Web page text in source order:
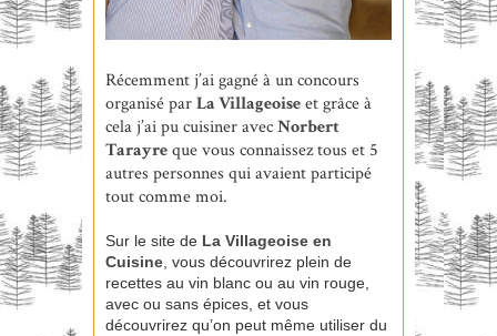
Récemment j’ai gagné à un concours
organisé parLa Villageoiseet grâce à
cela j’ai pu cuisiner avecNorbert
Tarayreque vous connaissez tous et 5
autres personnes qui avaient participé
tout comme moi.
Sur le site de La Villageoise en
Cuisine , vous découvrirez plein de
recettes au vin blanc ou au vin rouge,
avec ou sans épices, et vous
découvrirez qu’on peut même utiliser du